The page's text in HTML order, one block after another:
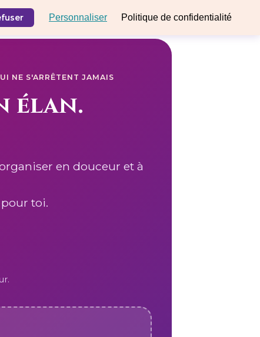
Personnaliser Politique de confidentialité
NE S'ARRÊTENT JAMAIS
élan.
en douceur et à
toi.